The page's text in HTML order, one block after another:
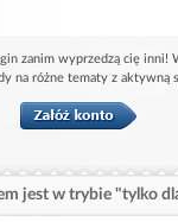
zanim wyprzedzą cię inni!
na różne tematy z aktywną
jest w trybie "tylko